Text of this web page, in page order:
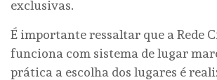
exclusivas.
É importante ressaltar que a Rede
funciona com sistema de lugar
prática a escolha dos lugares é